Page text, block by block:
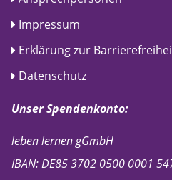
Impressum
Erklärung zur
Datenschutz
Unser Spendenkonto:
leben lernen gGmbH
IBAN: DE85 3702 0500 0001